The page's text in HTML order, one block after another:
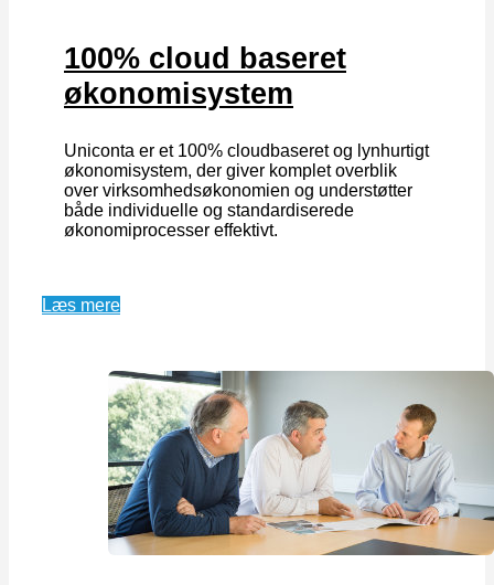
100% cloud baseret
økonomisystem
Uniconta er et 100% cloudbaseret og lynhurtigt
økonomisystem, der giver komplet overblik
over virksomhedsøkonomien og understøtter
både individuelle og standardiserede
økonomiprocesser effektivt.
Læs mere